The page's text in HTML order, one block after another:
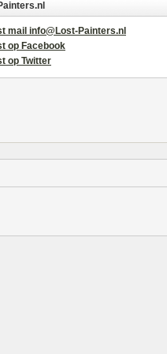
mail info@Lost-Painters.nl
op Facebook
op Twitter